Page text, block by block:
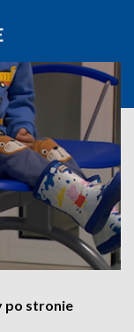
po stronie